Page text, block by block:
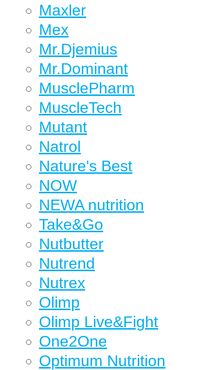
Maxler
Mex
Mr.Djemius
Mr.Dominant
MusclePharm
MuscleTech
Mutant
Natrol
Nature's Best
NOW
NEWA nutrition
Take&Go
Nutbutter
Nutrend
Nutrex
Olimp
Olimp Live&Fight
One2One
Optimum Nutrition